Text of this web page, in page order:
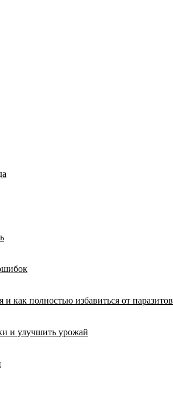
как полностью избавиться от паразитов
и улучшить урожай